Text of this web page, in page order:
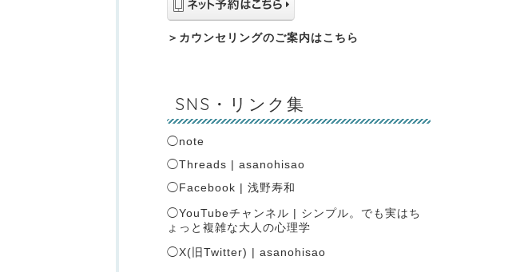
＞ カウンセリングのご案内はこちら
SNS・リンク集
◯note
◯Threads | asanohisao
◯ Facebook | 浅野寿和
◯YouTubeチャンネル | シンプル。でも実はち
ょっと複雑な大人の心理学
◯X(旧Twitter) | asanohisao